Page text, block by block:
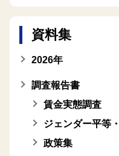
資料集
2026年
調査報告書
賃金実態調査
ジェンダー平等
政策集